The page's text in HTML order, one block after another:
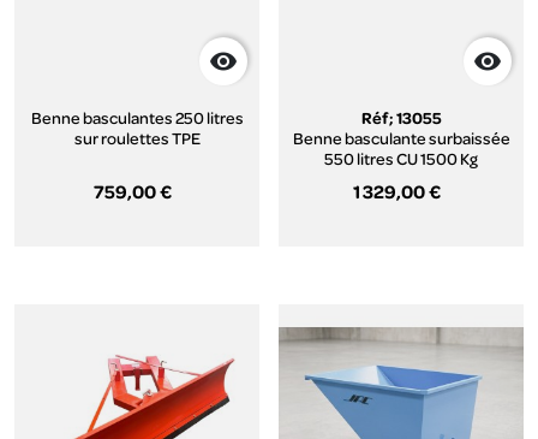

Benne basculantes 250 litres
sur roulettes TPE
759,00 €

Réf; 13055
Benne basculante surbaissée
550 litres CU 1500 Kg
1 329,00 €